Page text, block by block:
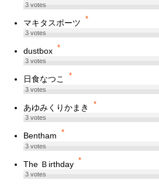
3votes
マキタスポーツ *
3votes
dustbox *
3votes
日食なつこ *
3votes
あゆみくりかまき *
3votes
Bentham *
3votes
The Ｂirthday *
3votes